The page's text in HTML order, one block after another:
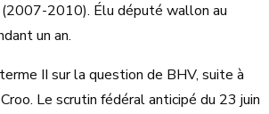
2010). Élu député wallon au
un an.
II sur la question de BHV, suite à
Le scrutin fédéral anticipé du 23 juin